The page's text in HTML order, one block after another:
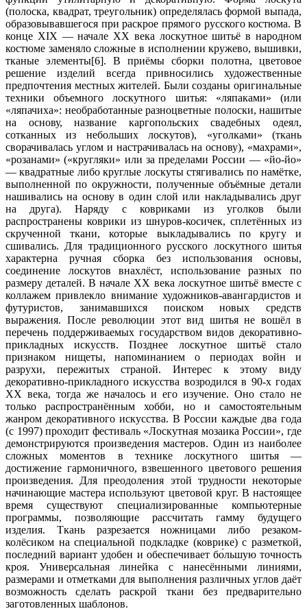
(полоска, квадрат, треугольник) определялась формой выпада,
образовывавшегося при раскрое прямого русского костюма. В
конце XIX — начале XX века лоскутное шитьё в народном
костюме заменяло сложные в исполнении кружево, вышивки,
тканые элементы[6]. В приёмы сборки полотна, цветовое
решение изделий всегда привносились художественные
предпочтения местных жителей. Были созданы оригинальные
техники объемного лоскутного шитья: «ляпаками» (или
«ляпачиха»: необработанные разноцветные полоски, нашитые
на основу, название каргопольских свадебных одеял,
сотканных из небольших лоскутов), «уголками» (ткань
сворачивалась углом и настрачивалась на основу), «махрами»,
«розанами» («кругляки» или за пределами России — «йо-йо»
— квадратные либо круглые лоскуты стягивались по намётке,
выполненной по окружности, полученные объёмные детали
нашивались на основу в один слой или накладывались друг
на друга). Наряду с ковриками из уголков были
распространены коврики из шнуров-косичек, сплетённых из
скрученной ткани, которые выкладывались по кругу и
сшивались. Для традиционного русского лоскутного шитья
характерна ручная сборка без использования основы,
соединение лоскутов внахлёст, использование разных по
размеру деталей. В начале XX века лоскутное шитьё вместе с
коллажем привлекло внимание художников-авангардистов и
футуристов, занимавшихся поиском новых средств
выражения. После революции этот вид шитья не вошёл в
перечень поддерживаемых государством видов декоративно-
прикладных искусств. Позднее лоскутное шитьё стало
признаком нищеты, напоминанием о периодах войн и
разрухи, пережитых страной. Интерес к этому виду
декоративно-прикладного искусства возродился в 90-х годах
XX века, тогда же началось и его изучение. Оно стало не
только распространённым хобби, но и самостоятельным
жанром декоративного искусства. В России каждые два года
(с 1997) проходит фестиваль «Лоскутная мозаика России», где
демонстрируются произведения мастеров. Один из наиболее
сложных моментов в технике лоскутного шитья —
достижение гармоничного, взвешенного цветового решения
произведения. Для преодоления этой трудности некоторые
начинающие мастера используют цветовой круг. В настоящее
время существуют специализированные компьютерные
программы, позволяющие рассчитать гамму будущего
изделия. Ткань разрезается ножницами либо резаком-
колёсиком на специальной подкладке (коврике) с разметкой,
последний вариант удобен и обеспечивает бо́льшую точность
кроя. Универсальная линейка с нанесёнными линиями,
размерами и отметками для выполнения различных углов даёт
возможность сделать раскрой ткани без предварительно
заготовленных шаблонов.